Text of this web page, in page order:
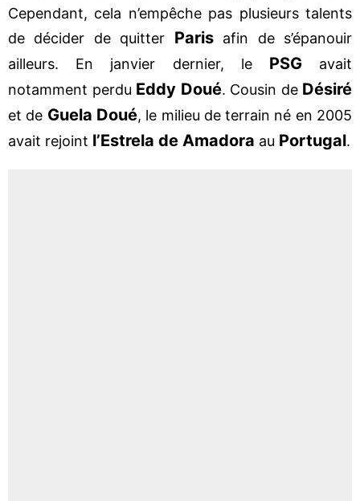
Cependant, cela n’empêche pas plusieurs talents
de décider de quitter Paris afin de s’épanouir
ailleurs. En janvier dernier, le PSG
avait
notamment perdu Eddy Doué. Cousin de Désiré
et de Guela Doué, le milieu de terrain né en 2005
avait rejoint l’Estrela de Amadora au Portugal.